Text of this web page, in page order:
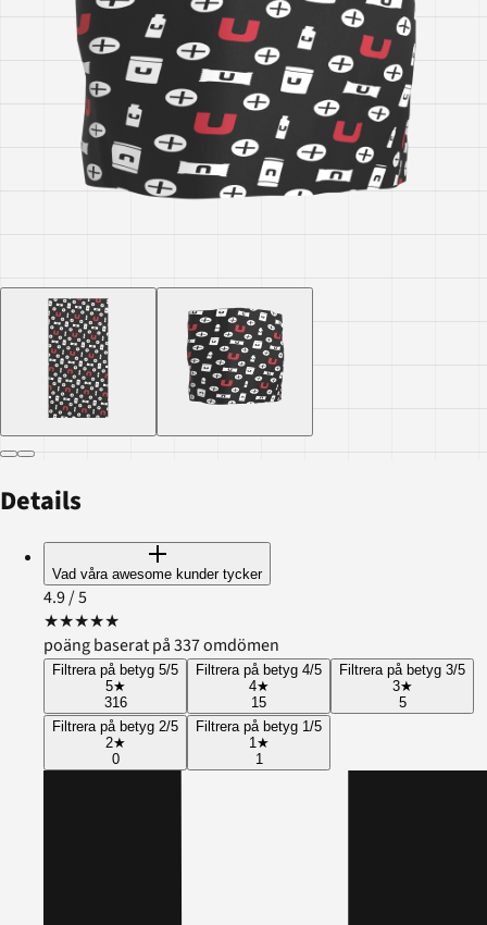
Details
Vad våra awesome kunder tycker
4.9/ 5
★★★★★
poäng baserat på 337 omdömen
Filtrera på betyg 5/5
5★
316
Filtrera på betyg 4/5
4★
15
Filtrera på betyg 3/5
3★
5
Filtrera på betyg 2/5
2★
0
Filtrera på betyg 1/5
1 ★
1